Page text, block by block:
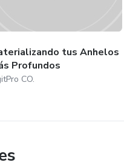
tus Anhelos
Profundos
CO.